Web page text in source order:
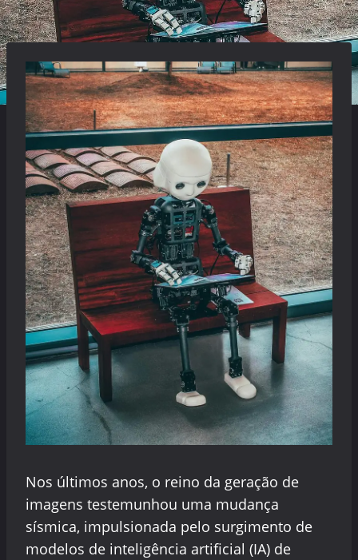
Nos últimos anos, o reino da geração de
imagens testemunhou uma mudança
sísmica, impulsionada pelo surgimento de
modelos de inteligência artificial (IA) de